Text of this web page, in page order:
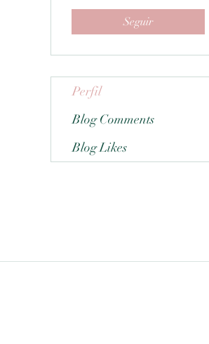
Seguir
Perfil
Blog Comments
Blog Likes